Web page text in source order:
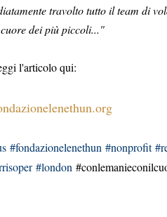
travolto tutto il team di
dei più piccoli..."
l'articolo qui:
#fondazionelenethun #nonprofit
#london